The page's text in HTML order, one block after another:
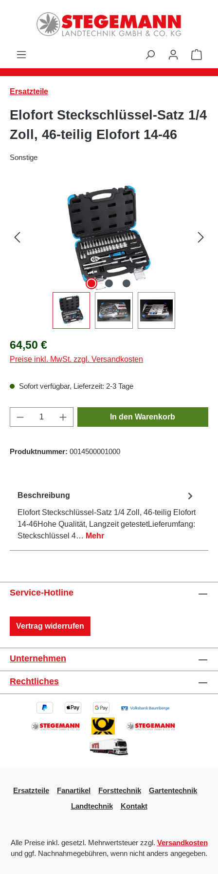
Zum Hauptinhalt springen
Ersatzteile
Elofort Steckschlüssel-Satz 1/4
Zoll, 46-teilig Elofort 14-46
Sonstige
Regulärer Preis:
64,50 €
Preise inkl. MwSt. zzgl. Versandkosten
Sofort verfügbar, Lieferzeit: 2-3 Tage
Produkt Anzahl: Gib den gewünschten
In den Warenkorb
Produktnummer: 0014500001000
Beschreibung
Elofort Steckschlüssel-Satz 1/4 Zoll, 46-teilig Elofort
14-46Hohe Qualität, Langzeit getestetLieferumfang:
Steckschlüssel 4… Mehr
Service-Hotline
Vertrag widerrufen
Unternehmen
Rechtliches
Ersatzteile Fanartikel Forsttechnik
Gartentechnik
Landtechnik
Kontakt
Alle Preise inkl. gesetzl. Mehrwertsteuer zzgl. Versandkosten
und ggf. Nachnahmegebühren, wenn nicht anders angegeben.